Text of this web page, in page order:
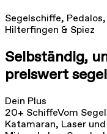
Segelschiffe,
Hilterfingen & Spiez
Selbständig,
preiswert
Dein Plus
20+ SchiffeVom
Katamaran, Laser